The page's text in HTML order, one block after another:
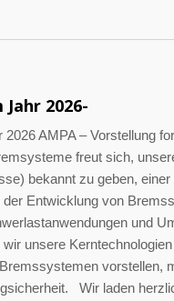
2026-
2026 AMPA – Vorstellung
freut sich,
bekannt zu geben,
Entwicklung von
und
unsere
vorstellen,
Wir laden